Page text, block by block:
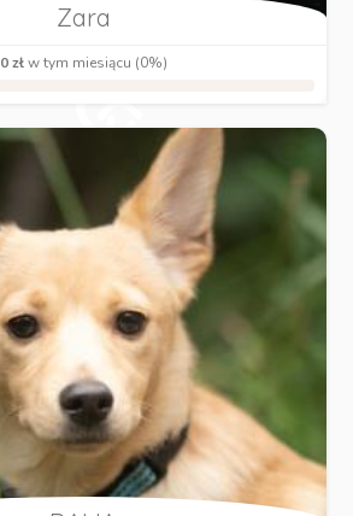
Zara
0 złw tym miesiącu (0%)